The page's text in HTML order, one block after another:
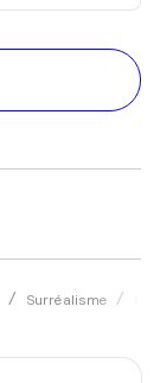
Surréalisme